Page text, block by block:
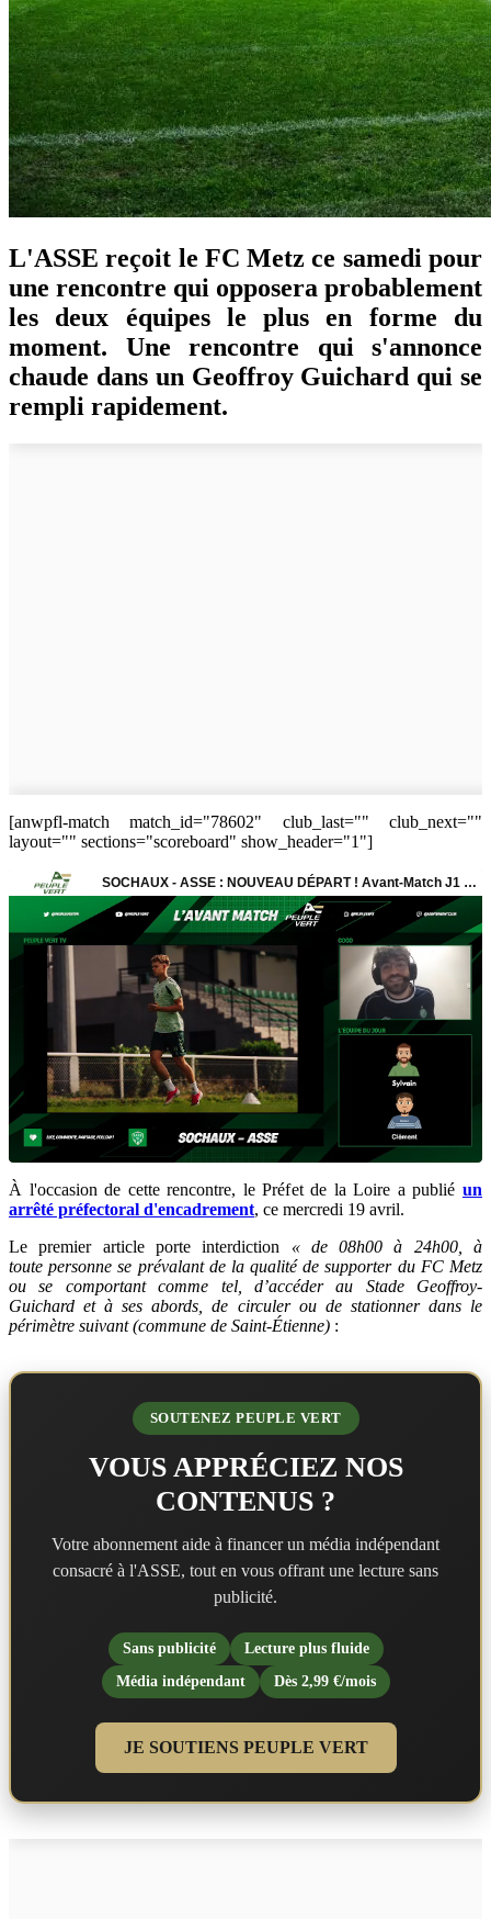
L'ASSE reçoit le FC Metz ce samedi pour
une rencontre qui opposera probablement
les deux équipes le plus en forme du
moment. Une rencontre qui s'annonce
chaude dans un Geoffroy Guichard qui se
rempli rapidement.
[anwpfl-match match_id="78602" club_last="" club_next=""
layout="" sections="scoreboard" show_header="1"]
À l'occasion de cette rencontre, le Préfet de la Loire a publié un
arrêté préfectoral d'encadrement, ce mercredi 19 avril.
Le premier article porte interdiction « de 08h00 à 24h00, à
toute personne se prévalant de la qualité de supporter du FC Metz
ou se comportant comme tel, d’accéder au Stade Geoffroy-
Guichard et à ses abords, de circuler ou de stationner dans le
périmètre suivant (commune de Saint-Étienne) :
SOUTENEZ PEUPLE VERT
VOUS APPRÉCIEZ NOS
CONTENUS ?
Votre abonnement aide à financer un média indépendant
consacré à l'ASSE, tout en vous offrant une lecture sans
publicité.
Sans publicité
Lecture plus fluide
Média indépendant
Dès 2,99 €/mois
JE SOUTIENS PEUPLE VERT